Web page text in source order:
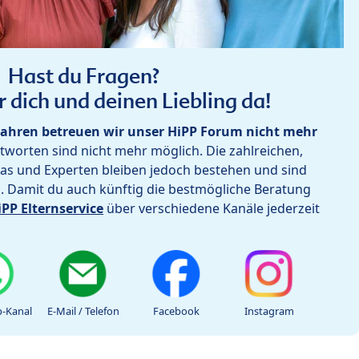
Hast du Fragen?
dich und deinen Liebling da!
betreuen wir unser HiPP Forum nicht mehr
sind nicht mehr möglich. Die zahlreichen,
und Experten bleiben jedoch bestehen und sind
du auch künftig die bestmögliche Beratung
Elternservice über verschiedene Kanäle jederzeit
Kanal E-Mail / Telefon Facebook Instagram